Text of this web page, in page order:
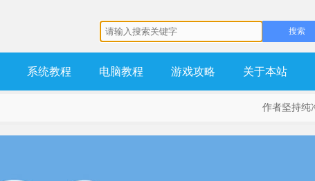
系统教程 电脑教程 游戏攻略 关于本站
作者坚持纯